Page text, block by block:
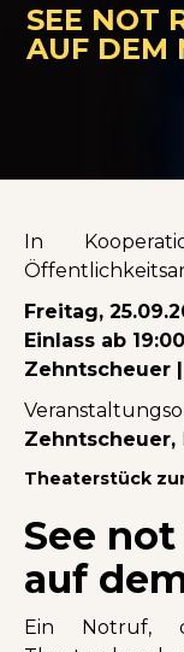
SEE NOT
AUF DEM
In
Freitag,
Einlass ab
Zehntscheuer |
Zehntscheuer,
Theaterstück
See
auf
Ein Notruf,